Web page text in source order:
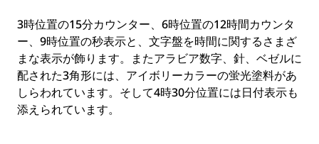
3時位置の15分カウンター、6時位置の12時間カウンタ
ー、9時位置の秒表示と、文字盤を時間に関するさまざ
まな表示が飾ります。またアラビア数字、針、ベゼルに
配された3角形には、アイボリーカラーの蛍光塗料があ
しらわれています。そして4時30分位置には日付表示も
添えられています。